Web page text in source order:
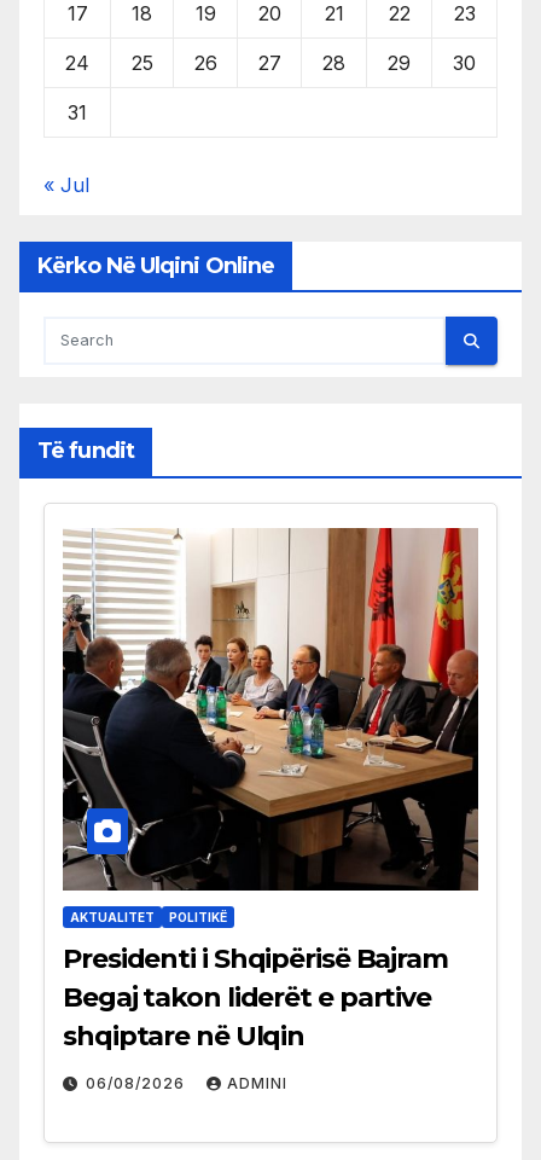
17 18 19 20 21 22 23
24 25 26 27 28 29 30
31
« Jul
Kërko Në Ulqini Online
Të fundit
AKTUALITET POLITIKË
Presidenti i Shqipërisë Bajram
Begaj takon liderët e partive
shqiptare në Ulqin
06/08/2026 ADMINI